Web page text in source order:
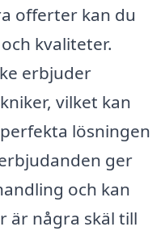
offerter kan du
kvaliteter.
erbjuder
vilket kan
lösningen
ger
och kan
är några skäl till